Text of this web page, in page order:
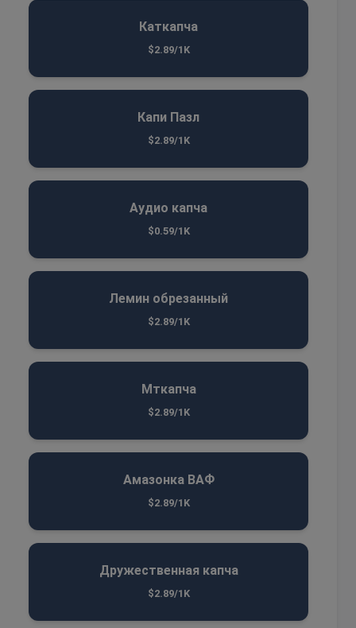
Каткапча
$2.89/1K
Капи Пазл
$2.89/1K
Аудио капча
$0.59/1K
Лемин обрезанный
$2.89/1K
Мткапча
$2.89/1K
Амазонка ВАФ
$2.89/1K
Дружественная капча
$2.89/1K